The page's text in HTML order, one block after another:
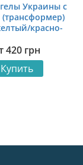
Украины с
(трансформер)
красно-
420 грн
Купить